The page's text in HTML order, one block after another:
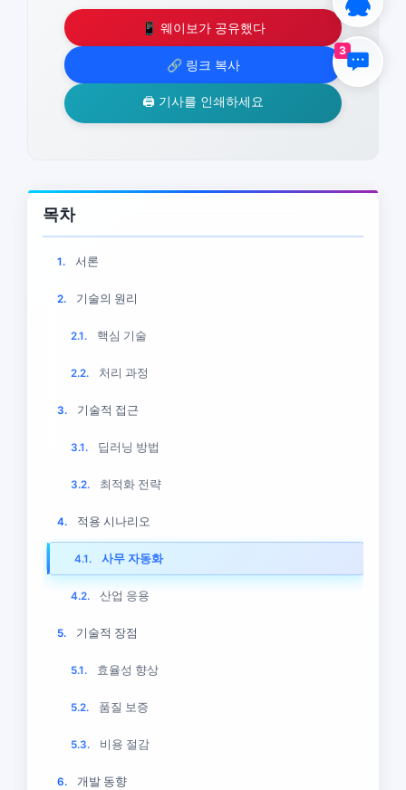
📱 웨이보가 공유했다
🔗 링크 복사
🖨️ 기사를 인쇄하세요
목차
1. 서론
2. 기술의 원리
2.1. 핵심 기술
2.2. 처리 과정
3. 기술적 접근
3.1. 딥러닝 방법
3.2. 최적화 전략
4. 적용 시나리오
4.1. 사무 자동화
4.2. 산업 응용
5. 기술적 장점
5.1. 효율성 향상
5.2. 품질 보증
5.3. 비용 절감
6. 개발 동향
3